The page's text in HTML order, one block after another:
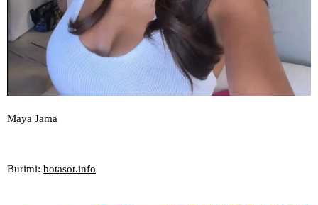
Maya Jama
Burimi: botasot.info